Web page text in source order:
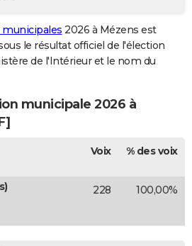
municipales 2026 à Mézens est
le résultat officiel de l'élection
de l'Intérieur et le nom du
municipale 2026 à
Voix % des voix
228 100,00%